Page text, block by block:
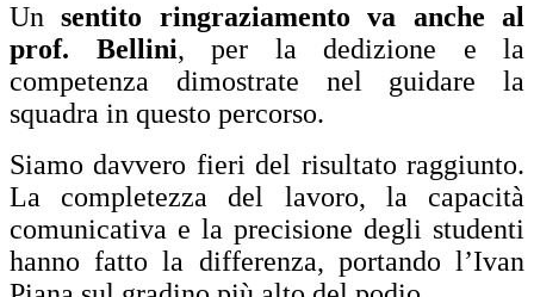
Unsentito ringraziamento va anche al
prof. Bellini, per la dedizione e la
competenza dimostrate nel guidare la
squadra in questo percorso.
Siamo davvero fieri del risultato raggiunto.
La completezza del lavoro, la capacità
comunicativa e la precisione degli studenti
hanno fatto la differenza, portando l’Ivan